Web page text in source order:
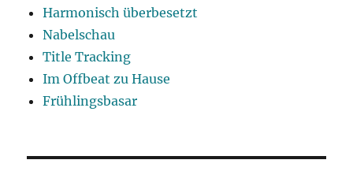
Harmonisch überbesetzt
Nabelschau
Title Tracking
Im Offbeat zu Hause
Frühlingsbasar